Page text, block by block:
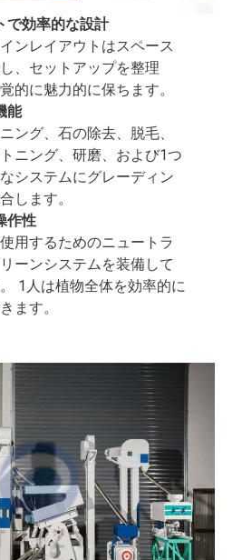
で効率的な設計
ンレイアウトはスペース
、セットアップを整理
的に魅力的に保ちます。
能
ング、石の除去、脱毛、
ニング、研磨、および1つ
システムにグレーディン
します。
作性
用するためのニュートラ
ーンシステムを装備して
1人は植物全体を効率的に
ます。